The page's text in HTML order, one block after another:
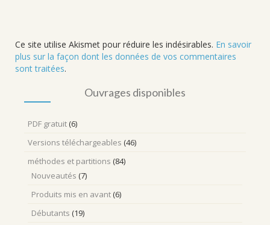
Ce site utilise Akismet pour réduire les indésirables. En savoir
plus sur la façon dont les données de vos commentaires
sont traitées.
Ouvrages disponibles
PDF gratuit (6)
Versions téléchargeables (46)
méthodes et partitions (84)
Nouveautés (7)
Produits mis en avant (6)
Débutants (19)